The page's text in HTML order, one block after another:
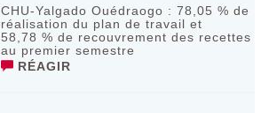
CHU-Yalgado Ouédraogo : 78,05 % de
réalisation du plan de travail et
58,78 % de recouvrement des recettes
au premier semestre
RÉAGIR